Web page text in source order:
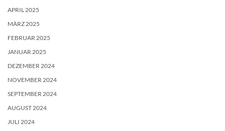
APRIL 2025
MÄRZ 2025
FEBRUAR 2025
JANUAR 2025
DEZEMBER 2024
NOVEMBER 2024
SEPTEMBER 2024
AUGUST 2024
JULI 2024